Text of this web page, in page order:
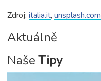
Zdroj: italia.it, unsplash.com
Aktuálně
Naše Tipy